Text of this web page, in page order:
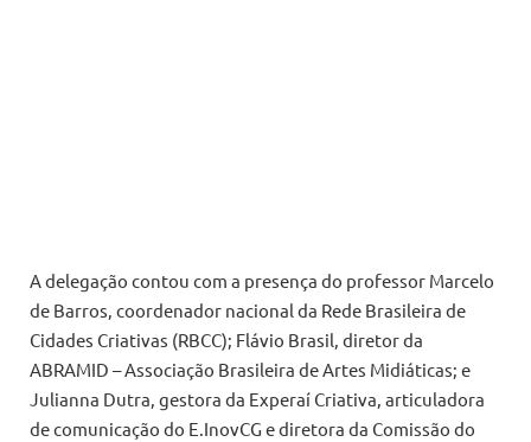
A delegação contou com a presença do professor Marcelo
de Barros, coordenador nacional da Rede Brasileira de
Cidades Criativas (RBCC); Flávio Brasil, diretor da
ABRAMID – Associação Brasileira de Artes Midiáticas; e
Julianna Dutra, gestora da Experaí Criativa, articuladora
de comunicação do E.InovCG e diretora da Comissão do